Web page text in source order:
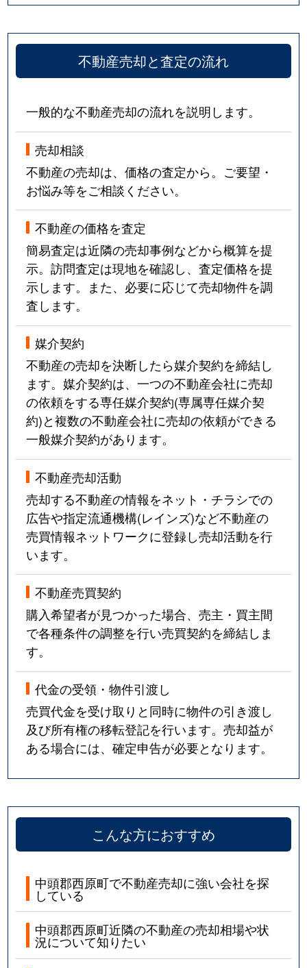
不動産売却と査定の流れ
一般的な不動産売却の流れを説明します。
売却相談
不動産の売却は、価格の査定から。ご要望・
お悩み等をご相談ください。
不動産の価格を査定
簡易査定は近隣の売却事例などから概算を提
示。訪問査定は現地を確認し、査定価格を提
示します。また、必要に応じて売却物件を調
査します。
媒介契約
不動産の売却を決断したら媒介契約を締結し
ます。媒介契約は、一つの不動産会社に売却
の依頼をする専任媒介契約(専属専任媒介契
約)と複数の不動産会社に売却の依頼ができる
一般媒介契約があります。
不動産売却活動
売却する不動産の情報をネット・チラシでの
広告や指定流通機構(レインズ)など不動産の
売買情報ネットワークに登録し売却活動を行
います。
不動産売買契約
購入希望者が見つかった場合、売主・買主間
で各種条件の調整を行い売買契約を締結しま
す。
代金の受領・物件引渡し
売買代金を受け取りと同時に物件の引き渡し
及び所有権の移転登記を行います。売却益が
ある場合には、確定申告が必要となります。
こんな方におすすめ
中頭郡西原町で不動産売却に強い会社を探
している
中頭郡西原町近隣の不動産の売却相場や状
況について知りたい